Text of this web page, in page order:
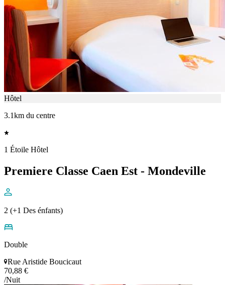
Hôtel
3.1km du centre
1 Étoile Hôtel
Premiere Classe Caen Est - Mondeville
2 (+1 Des énfants)
Double
Rue Aristide Boucicaut
70,88 €
/Nuit